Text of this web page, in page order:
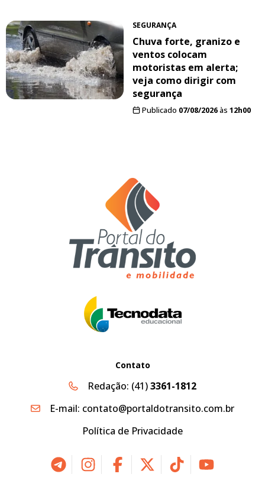
SEGURANÇA
Chuva forte, granizo e
ventos colocam
motoristas em alerta;
veja como dirigir com
segurança
Publicado 07/08/2026às 12h00
Contato
Redação: (41)3361-1812
E-mail: contato@portaldotransito.com.br
Política de Privacidade